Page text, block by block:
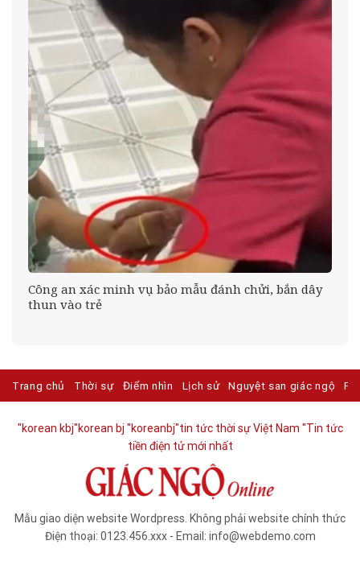
Công an xác minh vụ bảo mẫu đánh chửi, bắn dây
thun vào trẻ
Trang chủ Thời sự Điểm nhìn Lịch sử Nguyệt san giác ngộ
"korean kbj​"korean bj "koreanbj​"tin tức thời sự Việt Nam "Tin tức
tiền điện tử mới nhất​
Mẫu giao diện website Wordpress. Không phải website chính thức
Điện thoại: 0123.456.xxx - Email: info@webdemo.com